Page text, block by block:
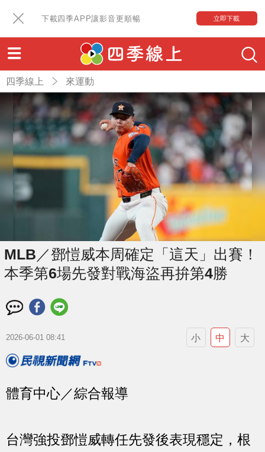
下載四季APP讓影音更順暢 立即下載
四季線上 來運動
MLB／鄧愷威本周確定「這天」出賽！
本季第6場先發對戰海盜再拚第4勝
2026-06-01 08:41 小 中 大
體育中心／綜合報導
台灣強投鄧愷威轉任先發後表現穩定，根